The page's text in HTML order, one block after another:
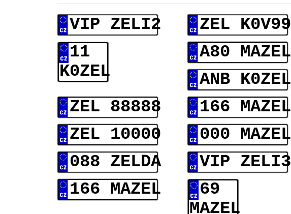
VIP ZELI2 ZEL K0V99
11
K0ZEL
A80 MAZEL
ANB K0ZEL
ZEL 88888
166 MAZEL
ZEL 10000
000 MAZEL
088 ZELDA
VIP ZELI3
166 MAZEL
69
MAZEL